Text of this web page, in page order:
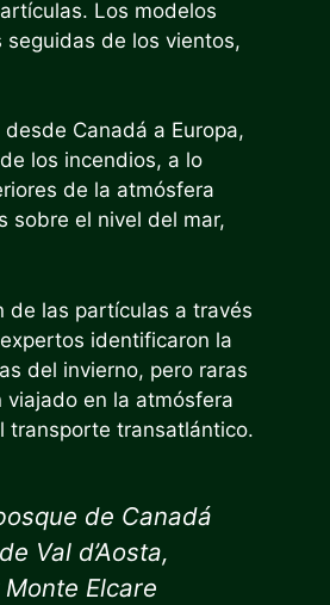
Los modelos
de los vientos,
Canadá a Europa,
los incendios, a lo
de la atmósfera
sobre el nivel del mar,
de las partículas a través
identificaron la
del invierno, pero raras
en la atmósfera
transporte transatlántico.
de Canadá
Val d’Aosta,
Elcare